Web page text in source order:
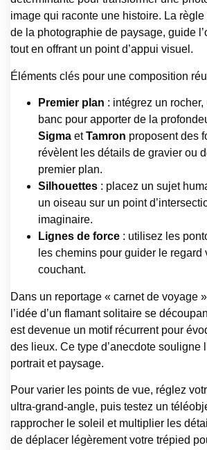
image qui raconte une histoire. La
de la photographie de paysage, guide
tout en offrant un point d’appui visuel.
Éléments clés pour une composition
Premier plan : intégrez un
banc pour apporter de la
Sigma etTamron proposent des
révèlent les détails de gravier ou
premier plan.
Silhouettes : placez un sujet
un oiseau sur un point
imaginaire.
Lignes de force : utilisez les
les chemins pour guider le regard
couchant.
Dans un reportage « carnet de voyage
l’idée d’un flamant solitaire se
est devenue un motif récurrent pour
des lieux. Ce type d’anecdote souligne
portrait et paysage.
Pour varier les points de vue, réglez
ultra-grand-angle, puis testez un
rapprocher le soleil et multiplier les
de déplacer légèrement votre trépied